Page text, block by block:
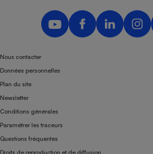
Nous contacter
Données personnelles
Plan du site
Newsletter
Conditions générales
Paramétrer les traceurs
Questions fréquentes
Droits de reproduction et de diffusion